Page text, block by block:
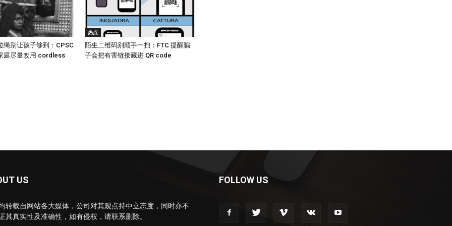
绳别让孩子够到：CPSC
庭尽量改用 cordless
热点
陌生二维码别顺手一扫：FTC 提醒骗
子会把有害链接藏进 QR code
US
转载自网站各大媒体，公司对其观点持中立态度，同时亦不
其真实性及准确性，如有侵权，请联系删除。
FOLLOW US